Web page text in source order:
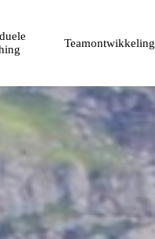
Teamontwikkeling